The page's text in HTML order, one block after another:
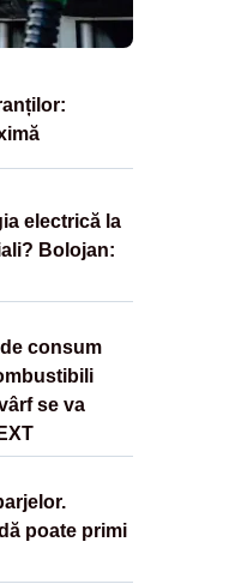
electrică la
Bolojan:
consum
se va
poate primi